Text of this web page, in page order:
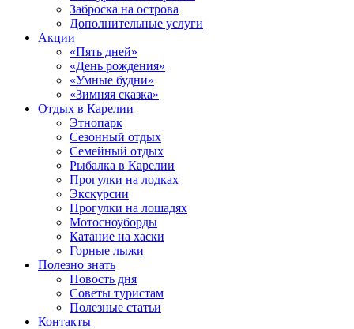
Заброска на острова
Дополнительные услуги
Акции
«Пять дней»
«День рождения»
«Умные будни»
«Зимняя сказка»
Отдых в Карелии
Этнопарк
Сезонный отдых
Семейный отдых
Рыбалка в Карелии
Прогулки на лодках
Экскурсии
Прогулки на лошадях
Мотосноуборды
Катание на хаски
Горные лыжи
Полезно знать
Новость дня
Советы туристам
Полезные статьи
Контакты